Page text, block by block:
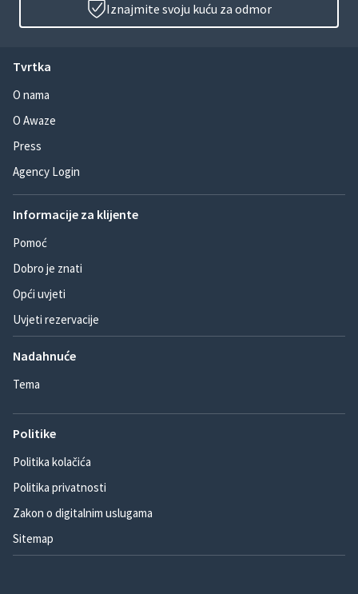
Iznajmite svoju kuću za odmor
Tvrtka
O nama
O Awaze
Press
Agency Login
Informacije za klijente
Pomoć
Dobro je znati
Opći uvjeti
Uvjeti rezervacije
Nadahnuće
Tema
Politike
Politika kolačića
Politika privatnosti
Zakon o digitalnim uslugama
Sitemap